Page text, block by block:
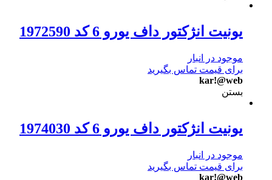
یونیت انژکتور داف یورو 6 کد 1972590
موجود در انبار
برای قیمت تماس بگیرید
kar!@web
بستن
یونیت انژکتور داف یورو 6 کد 1974030
موجود در انبار
برای قیمت تماس بگیرید
kar!@web